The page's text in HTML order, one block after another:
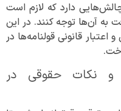
دارد که لازم است
به آن‌ها توجه کنند. در این
قانونی قولنامه‌ها در
و نکات حقوقی در